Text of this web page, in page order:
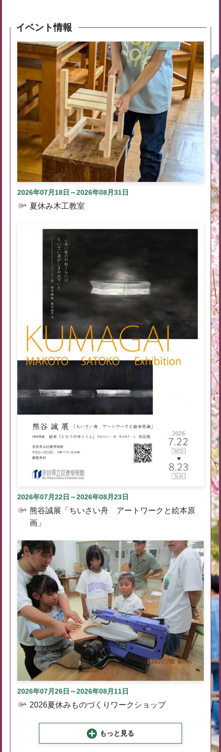
イベント情報
2026年07月18日～2026年08月31日
夏休み木工教室
2026年07月22日～2026年08月23日
熊谷誠展「ちいさい舟 アートワークと絵本原
画」
2026年07月26日～2026年08月11日
2026夏休みものづくりワークショップ
もっと見る